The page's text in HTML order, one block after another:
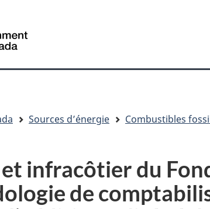
HTML
Sources d’énergie Combustibles
infracôtier du
de